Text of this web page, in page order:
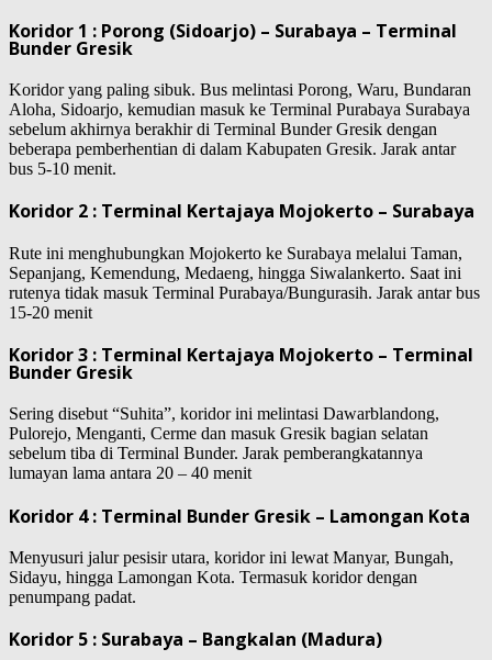
Koridor 1 : Porong (Sidoarjo) – Surabaya – Terminal
Bunder Gresik
Koridor yang paling sibuk. Bus melintasi Porong, Waru, Bundaran
Aloha, Sidoarjo, kemudian masuk ke Terminal Purabaya Surabaya
sebelum akhirnya berakhir di Terminal Bunder Gresik dengan
beberapa pemberhentian di dalam Kabupaten Gresik. Jarak antar
bus 5-10 menit.
Koridor 2 : Terminal Kertajaya Mojokerto – Surabaya
Rute ini menghubungkan Mojokerto ke Surabaya melalui Taman,
Sepanjang, Kemendung, Medaeng, hingga Siwalankerto. Saat ini
rutenya tidak masuk Terminal Purabaya/Bungurasih. Jarak antar bus
15-20 menit
Koridor 3 : Terminal Kertajaya Mojokerto – Terminal
Bunder Gresik
Sering disebut “Suhita”, koridor ini melintasi Dawarblandong,
Pulorejo, Menganti, Cerme dan masuk Gresik bagian selatan
sebelum tiba di Terminal Bunder. Jarak pemberangkatannya
lumayan lama antara 20 – 40 menit
Koridor 4 : Terminal Bunder Gresik – Lamongan Kota
Menyusuri jalur pesisir utara, koridor ini lewat Manyar, Bungah,
Sidayu, hingga Lamongan Kota. Termasuk koridor dengan
penumpang padat.
Koridor 5 : Surabaya – Bangkalan (Madura)